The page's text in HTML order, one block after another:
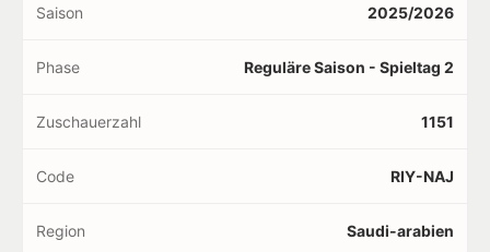
Saison 2025/2026
Phase Reguläre Saison - Spieltag 2
Zuschauerzahl 1151
Code RIY-NAJ
Region Saudi-arabien